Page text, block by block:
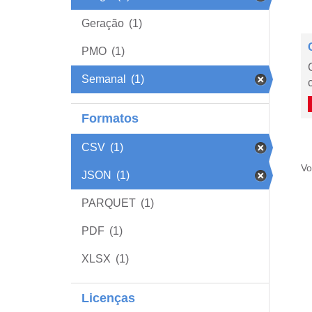
Geração (1)
PMO (1)
Semanal (1)
Formatos
CSV (1)
JSON (1)
PARQUET (1)
PDF (1)
XLSX (1)
Licenças